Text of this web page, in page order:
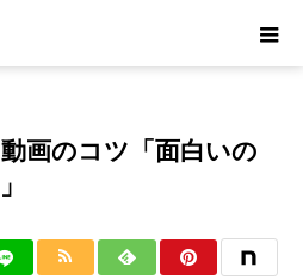
ドキュメンタリー動画のコツ「面白いの連
画のコツ「面白いの